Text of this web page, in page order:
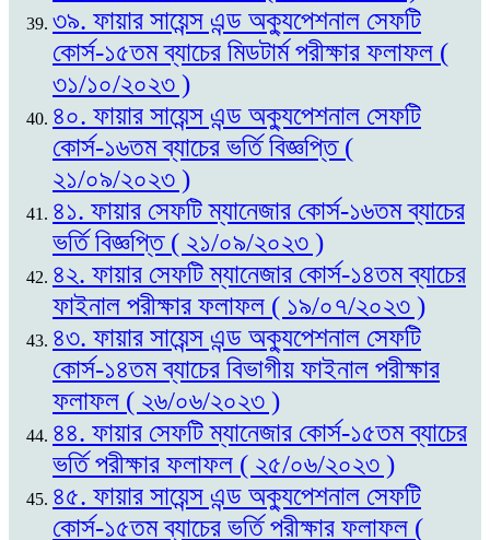
৩৯. ফায়ার সায়েন্স এন্ড অক্যুপেশনাল সেফটি
কোর্স-১৫তম ব্যাচের মিডটার্ম পরীক্ষার ফলাফল (
৩১/১০/২০২৩ )
৪০. ফায়ার সায়েন্স এন্ড অক্যুপেশনাল সেফটি
কোর্স-১৬তম ব্যাচের ভর্তি বিজ্ঞপ্তি (
২১/০৯/২০২৩ )
৪১. ফায়ার সেফটি ম্যানেজার কোর্স-১৬তম ব্যাচের
ভর্তি বিজ্ঞপ্তি ( ২১/০৯/২০২৩ )
৪২. ফায়ার সেফটি ম্যানেজার কোর্স-১৪তম ব্যাচের
ফাইনাল পরীক্ষার ফলাফল ( ১৯/০৭/২০২৩ )
৪৩. ফায়ার সায়েন্স এন্ড অক্যুপেশনাল সেফটি
কোর্স-১৪তম ব্যাচের বিভাগীয় ফাইনাল পরীক্ষার
ফলাফল ( ২৬/০৬/২০২৩ )
৪৪. ফায়ার সেফটি ম্যানেজার কোর্স-১৫তম ব্যাচের
ভর্তি পরীক্ষার ফলাফল ( ২৫/০৬/২০২৩ )
৪৫. ফায়ার সায়েন্স এন্ড অক্যুপেশনাল সেফটি
কোর্স-১৫তম ব্যাচের ভর্তি পরীক্ষার ফলাফল (